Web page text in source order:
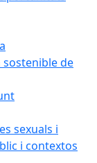
de
sexuals i
i contextos